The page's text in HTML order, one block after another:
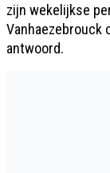
zijn wekelijkse
Vanhaezebrouck
antwoord.